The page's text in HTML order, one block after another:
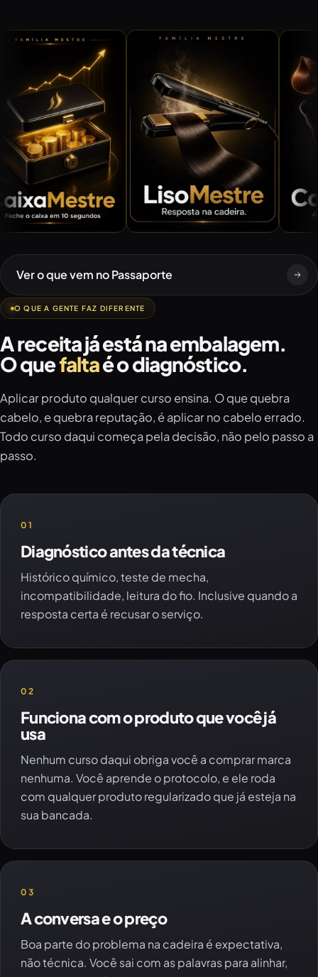
Ver o que vem no Passaporte
O QUE A GENTE FAZ DIFERENTE
A receita já está na embalagem.
O quefaltaé o diagnóstico.
Aplicar produto qualquer curso ensina. O que quebra
cabelo, e quebra reputação, é aplicar no cabelo errado.
Todo curso daqui começa pela decisão, não pelo passo a
passo.
01
Diagnóstico antes da técnica
Histórico químico, teste de mecha,
incompatibilidade, leitura do fio. Inclusive quando a
resposta certa é recusar o serviço.
02
Funciona com o produto que você já
usa
Nenhum curso daqui obriga você a comprar marca
nenhuma. Você aprende o protocolo, e ele roda
com qualquer produto regularizado que já esteja na
sua bancada.
03
A conversa e o preço
Boa parte do problema na cadeira é expectativa,
não técnica. Você sai com as palavras para alinhar,